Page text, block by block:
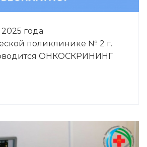
года
поликлинике № 2 г.
ОНКОСКРИНИНГ